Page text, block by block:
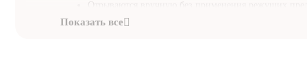
предотвращения случайного травмирования
Защищает рану от попадания грязи. Совершенно